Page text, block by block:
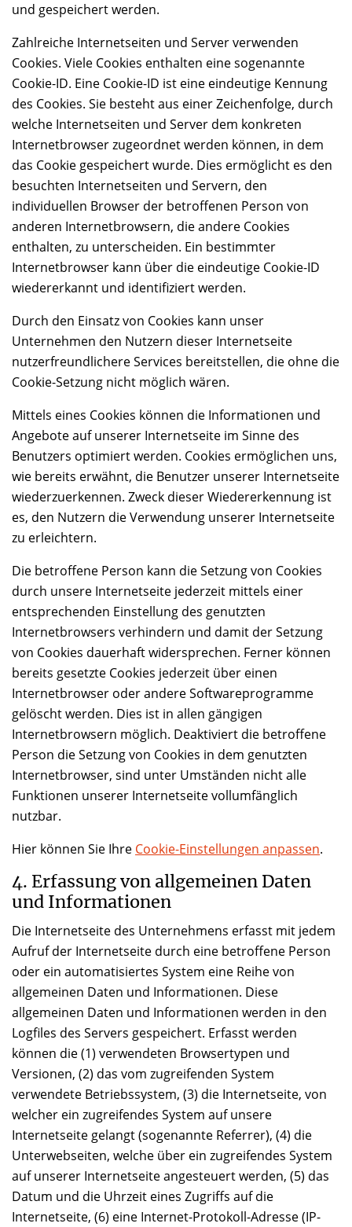
und gespeichert werden.
Zahlreiche Internetseiten und Server verwenden
Cookies. Viele Cookies enthalten eine sogenannte
Cookie-ID. Eine Cookie-ID ist eine eindeutige Kennung
des Cookies. Sie besteht aus einer Zeichenfolge, durch
welche Internetseiten und Server dem konkreten
Internetbrowser zugeordnet werden können, in dem
das Cookie gespeichert wurde. Dies ermöglicht es den
besuchten Internetseiten und Servern, den
individuellen Browser der betroffenen Person von
anderen Internetbrowsern, die andere Cookies
enthalten, zu unterscheiden. Ein bestimmter
Internetbrowser kann über die eindeutige Cookie-ID
wiedererkannt und identifiziert werden.
Durch den Einsatz von Cookies kann unser
Unternehmen den Nutzern dieser Internetseite
nutzerfreundlichere Services bereitstellen, die ohne die
Cookie-Setzung nicht möglich wären.
Mittels eines Cookies können die Informationen und
Angebote auf unserer Internetseite im Sinne des
Benutzers optimiert werden. Cookies ermöglichen uns,
wie bereits erwähnt, die Benutzer unserer Internetseite
wiederzuerkennen. Zweck dieser Wiedererkennung ist
es, den Nutzern die Verwendung unserer Internetseite
zu erleichtern.
Die betroffene Person kann die Setzung von Cookies
durch unsere Internetseite jederzeit mittels einer
entsprechenden Einstellung des genutzten
Internetbrowsers verhindern und damit der Setzung
von Cookies dauerhaft widersprechen. Ferner können
bereits gesetzte Cookies jederzeit über einen
Internetbrowser oder andere Softwareprogramme
gelöscht werden. Dies ist in allen gängigen
Internetbrowsern möglich. Deaktiviert die betroffene
Person die Setzung von Cookies in dem genutzten
Internetbrowser, sind unter Umständen nicht alle
Funktionen unserer Internetseite vollumfänglich
nutzbar.
Hier können Sie Ihre Cookie-Einstellungen anpassen.
4. Erfassung von allgemeinen Daten
und Informationen
Die Internetseite des Unternehmens erfasst mit jedem
Aufruf der Internetseite durch eine betroffene Person
oder ein automatisiertes System eine Reihe von
allgemeinen Daten und Informationen. Diese
allgemeinen Daten und Informationen werden in den
Logfiles des Servers gespeichert. Erfasst werden
können die (1) verwendeten Browsertypen und
Versionen, (2) das vom zugreifenden System
verwendete Betriebssystem, (3) die Internetseite, von
welcher ein zugreifendes System auf unsere
Internetseite gelangt (sogenannte Referrer), (4) die
Unterwebseiten, welche über ein zugreifendes System
auf unserer Internetseite angesteuert werden, (5) das
Datum und die Uhrzeit eines Zugriffs auf die
Internetseite, (6) eine Internet-Protokoll-Adresse (IP-